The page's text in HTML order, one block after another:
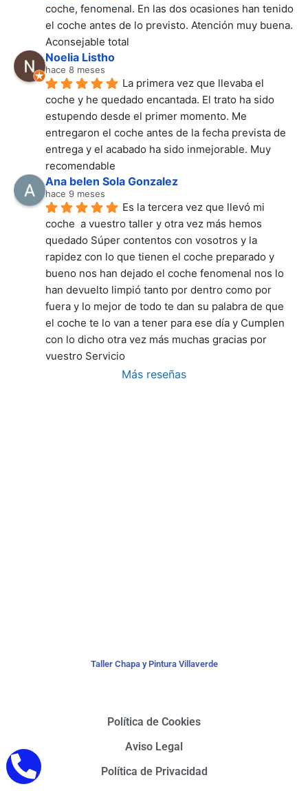
coche, fenomenal. En las dos ocasiones han tenido
el coche antes de lo previsto. Atención muy buena.
Aconsejable total
Noelia Listho
hace 8 meses
La primera vez que llevaba el
coche y he quedado encantada. El trato ha sido
estupendo desde el primer momento. Me
entregaron el coche antes de la fecha prevista de
entrega y el acabado ha sido inmejorable. Muy
recomendable
Ana belen Sola Gonzalez
hace 9 meses
Es la tercera vez que llevó mi
coche  a vuestro taller y otra vez más hemos
quedado Súper contentos con vosotros y la
rapidez con lo que tienen el coche preparado y
bueno nos han dejado el coche fenomenal nos lo
han devuelto limpió tanto por dentro como por
fuera y lo mejor de todo te dan su palabra de que
el coche te lo van a tener para ese día y Cumplen
con lo dicho otra vez más muchas gracias por
vuestro Servicio
Más reseñas
Taller Chapa y Pintura Villaverde
Política de Cookies
Aviso Legal
Política de Privacidad